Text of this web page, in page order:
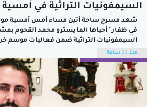
السيمفونيات التراثية في
شهد مسرح ساحة أتين مساء أمس أمسية
في ظفار" أحياها المايسترو محمد القحوم
حضور جماهيري كبير ملأ مدرجات المسرح
التي مزجت بين أصالة الموروث الموسيقي وروح
الحديث في لوحة فنية...
منذ 23 ساعة